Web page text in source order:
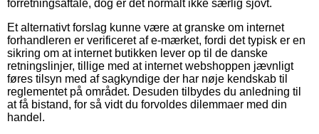
forretningsaftale, dog er det normalt ikke særlig sjovt.
Et alternativt forslag kunne være at granske om internet
forhandleren er verificeret af e-mærket, fordi det typisk er en
sikring om at internet butikken lever op til de danske
retningslinjer, tillige med at internet webshoppen jævnligt
føres tilsyn med af sagkyndige der har nøje kendskab til
reglementet på området. Desuden tilbydes du anledning til
at få bistand, for så vidt du forvoldes dilemmaer med din
handel.